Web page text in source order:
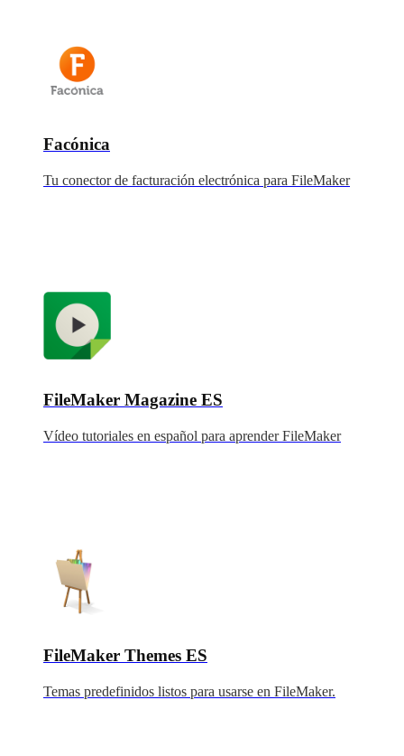
Facónica
Tu conector de facturación electrónica para FileMaker
FileMaker Magazine ES
Vídeo tutoriales en español para aprender FileMaker
FileMaker Themes ES
Temas predefinidos listos para usarse en FileMaker.